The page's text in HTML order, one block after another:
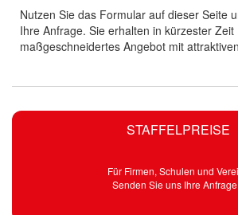
STAFFELPREISE
Für Firmen, Schulen und
Senden Sie uns Ihre
Nutzen Sie das Formular auf dieser Seite
Ihre Anfrage. Sie erhalten in kürzester Zeit
maßgeschneidertes Angebot mit